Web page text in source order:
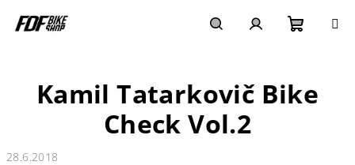
košík
Kamil Tatarkovič Bike
Check Vol.2
28.6.2018